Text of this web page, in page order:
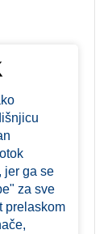
jer ga se
za sve
prelaskom